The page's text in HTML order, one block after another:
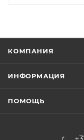
КОМПАНИЯ
ИНФОРМАЦИЯ
ПОМОЩЬ